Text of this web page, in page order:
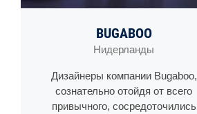
BUGABOO
Нидерланды
Дизайнеры компании Bugaboo,
сознательно отойдя от всего
привычного, сосредоточились